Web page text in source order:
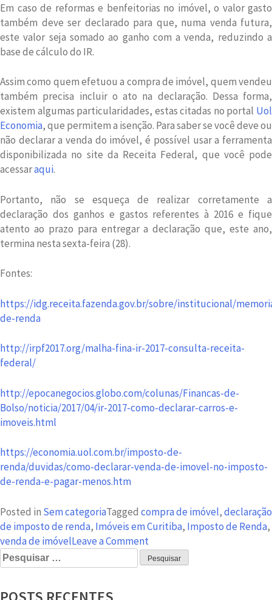
Em caso de reformas e benfeitorias no imóvel, o valor gasto
também deve ser declarado para que, numa venda futura,
este valor seja somado ao ganho com a venda, reduzindo a
base de cálculo do IR.
Assim como quem efetuou a compra de imóvel, quem vendeu
também precisa incluir o ato na declaração. Dessa forma,
existem algumas particularidades, estas citadas no portal Uol
Economia, que permitem a isenção. Para saber se você deve ou
não declarar a venda do imóvel, é possível usar a ferramenta
disponibilizada no site da Receita Federal, que você pode
acessaraqui.
Portanto, não se esqueça de realizar corretamente a
declaração dos ganhos e gastos referentes à 2016 e fique
atento ao prazo para entregar a declaração que, este ano,
termina nesta sexta-feira (28).
Fontes:
https://idg.receita.fazenda.gov.br/sobre/institucional/
de-renda
http://irpf2017.org/malha-fina-ir-2017-consulta-receita-
federal/
http://epocanegocios.globo.com/colunas/Financas-de-
Bolso/noticia/2017/04/ir-2017-como-declarar-carros-e-
imoveis.html
https://economia.uol.com.br/imposto-de-
renda/duvidas/como-declarar-venda-de-imovel-no-imposto-
de-renda-e-pagar-menos.htm
Posted in Sem categoriaTagged compra de imóvel,declaração
de imposto de renda, Imóveis em Curitiba, Imposto de Renda,
venda de imóvelLeave a Comment
Compra
de
Pesquisar
por: